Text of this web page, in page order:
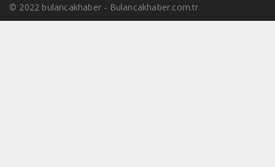
© 2022 bulancakhaber - Bulancakhaber.com.tr